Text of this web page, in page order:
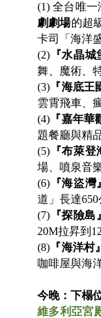
(1)全台唯一
劇劇場的超
卡司「海洋
(2) 『水晶城
舞、魔術、
(3) 『海底王
雲霄飛車、
(4) 『嘉年華
題餐廳與精
(5) 『布萊登
場、噴泉音
(6) 『海盜灣
道」長達
(7) 『探險島』
20M拉昇到
(8) 『海洋村』
咖啡屋與海
今晚：下榻
維多利亞宮